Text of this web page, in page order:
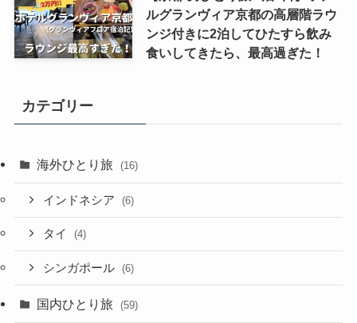
ルグランヴィア京都の高層階ラウ
ンジ付きに2泊してひたすら飲み
食いしてきたら、最高過ぎた！
カテゴリー
海外ひとり旅 (16)
インドネシア (6)
タイ (4)
シンガポール (6)
国内ひとり旅 (59)